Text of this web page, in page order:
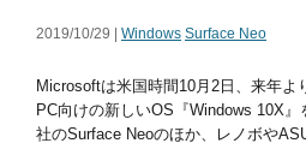
2019/10/29 | Windows Surface Neo
Microsoftは米国時間10月2日、来年よ
PC向けの新しいOS『Windows 10X
社のSurface Neoのほか、レノボや